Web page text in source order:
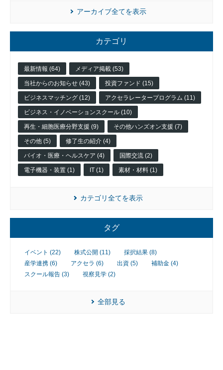
ト
ク企
業
アーカイブ全てを表示
カテゴリ
最新情報 (64) メディア掲載 (53)
当社からのお知らせ (43) 投資ファンド (15)
ビジネスマッチング (12) アクセラレータープログラム (11)
ビジネス・イノベーションスクール (10)
再生・細胞医療分野支援 (9) その他ハンズオン支援 (7)
その他 (5) 修了生の紹介 (4)
バイオ・医療・ヘルスケア (4) 国際交流 (2)
電子機器・装置 (1) IT (1) 素材・材料 (1)
カテゴリ全てを表示
タグ
イベント (22) 株式公開 (11)
採択結果 (8)
産学連携 (6)
アクセラ (6) 出資 (5)
補助金 (4)
スクール報告 (3)
視察見学 (2)
全部見る